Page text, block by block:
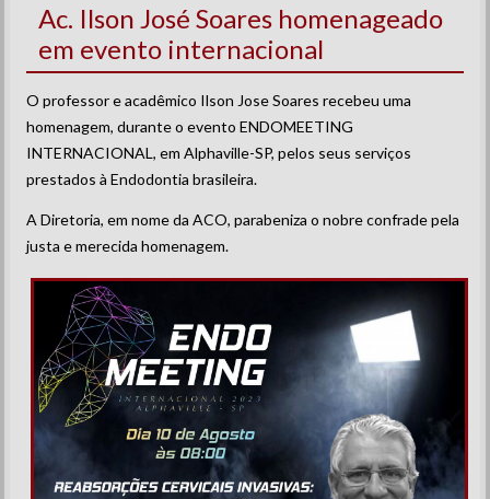
Ac. Ilson José Soares homenageado
em evento internacional
O professor e acadêmico Ilson Jose Soares recebeu uma
homenagem, durante o evento ENDOMEETING
INTERNACIONAL, em Alphaville-SP, pelos seus serviços
prestados à Endodontia brasileira.
A Diretoria, em nome da ACO, parabeniza o nobre confrade pela
justa e merecida homenagem.